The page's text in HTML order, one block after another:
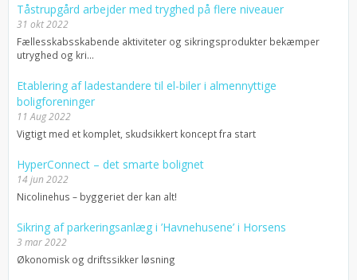
Tåstrupgård arbejder med tryghed på flere niveauer
31 okt 2022
Fællesskabsskabende aktiviteter og sikringsprodukter bekæmper
utryghed og kri...
Etablering af ladestandere til el-biler i almennyttige
boligforeninger
11 Aug 2022
Vigtigt med et komplet, skudsikkert koncept fra start
HyperConnect – det smarte bolignet
14 jun 2022
Nicolinehus – byggeriet der kan alt!
Sikring af parkeringsanlæg i ’Havnehusene’ i Horsens
3 mar 2022
Økonomisk og driftssikker løsning